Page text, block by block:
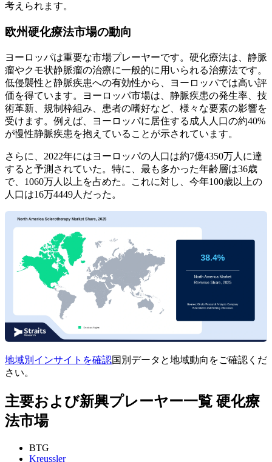
考えられます。
欧州硬化療法市場の動向
ヨーロッパは重要な市場プレーヤーです。硬化療法は、静脈
瘤やクモ状静脈瘤の治療に一般的に用いられる治療法です。
低侵襲性と静脈疾患への有効性から、ヨーロッパでは高い評
価を得ています。ヨーロッパ市場は、静脈疾患の発生率、技
術革新、規制枠組み、患者の嗜好など、様々な要素の影響を
受けます。例えば、ヨーロッパに居住する成人人口の約40%
が慢性静脈疾患を抱えていることが示されています。
さらに、2022年にはヨーロッパの人口は約7億4350万人に達
すると予測されていた。特に、最も多かった年齢層は36歳
で、1060万人以上を占めた。これに対し、今年100歳以上の
人口は16万4449人だった。
地域別インサイトを確認国別データと地域動向をご確認くだ
さい。
主要および新興プレーヤー一覧 硬化療
法市場
BTG
Kreussler